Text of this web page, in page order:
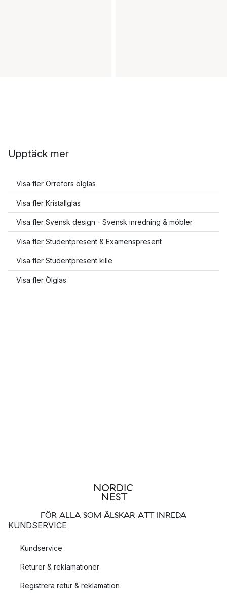
Upptäck mer
Visa fler Orrefors ölglas
Visa fler Kristallglas
Visa fler Svensk design - Svensk inredning & möbler
Visa fler Studentpresent & Examenspresent
Visa fler Studentpresent kille
Visa fler Ölglas
FÖR ALLA SOM ÄLSKAR ATT INREDA
KUNDSERVICE
Kundservice
Returer & reklamationer
Registrera retur & reklamation